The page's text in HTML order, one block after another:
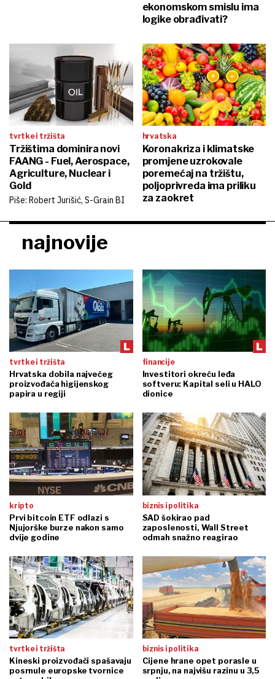
ekonomskom smislu ima
logike obrađivati?
tvrtke i tržišta
Tržištima dominira novi
FAANG - Fuel, Aerospace,
Agriculture, Nuclear i
Gold
Piše: Robert Jurišić, S-Grain BI
hrvatska
Koronakriza i klimatske
promjene uzrokovale
poremećaj na tržištu,
poljoprivreda ima priliku
za zaokret
najnovije
tvrtke i tržišta
Hrvatska dobila najvećeg
proizvođača higijenskog
papira u regiji
financije
Investitori okreću leđa
softveru: Kapital seli u HALO
dionice
kripto
Prvi bitcoin ETF odlazi s
Njujorške burze nakon samo
dvije godine
biznis i politika
SAD šokirao pad
zaposlenosti, Wall Street
odmah snažno reagirao
tvrtke i tržišta
Kineski proizvođači spašavaju
posrnule europske tvornice
biznis i politika
Cijene hrane opet porasle u
srpnju, na najvišu razinu u 3,5